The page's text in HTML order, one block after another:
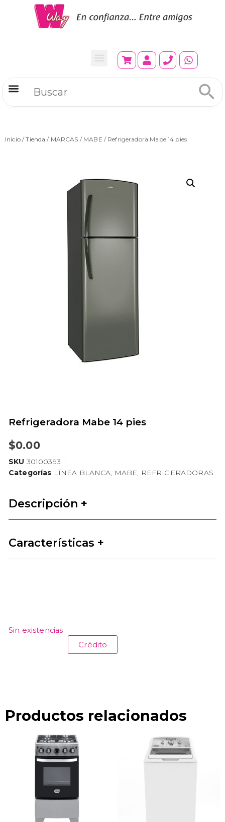
Inicio/Tienda / MARCAS / MABE / Refrigeradora Mabe 14 pies
Refrigeradora Mabe 14 pies
$0.00
SKU 30100393
Categorías LÍNEA BLANCA, MABE, REFRIGERADORAS
Descripción +
Características +
Sin existencias
Crédito
Productos relacionados